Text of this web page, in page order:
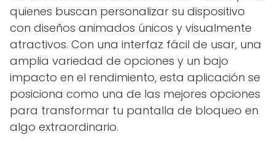
quienes buscan personalizar su dispositivo
con diseños animados únicos y visualmente
atractivos. Con una interfaz fácil de usar, una
amplia variedad de opciones y un bajo
impacto en el rendimiento, esta aplicación se
posiciona como una de las mejores opciones
para transformar tu pantalla de bloqueo en
algo extraordinario.